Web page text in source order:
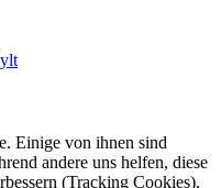
Einige von ihnen sind
andere uns helfen, diese
(Tracking Cookies).